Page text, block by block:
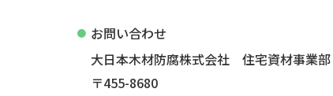
お問い合わせ
大日本木材防腐株式会社 住宅資材事業部
〒455-8680